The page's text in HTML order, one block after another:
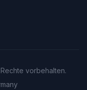
vorbehalten.